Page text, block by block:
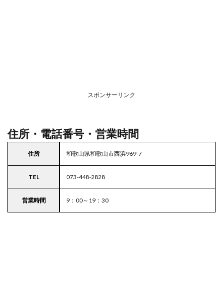
スポンサーリンク
住所・電話番号・営業時間
住所 和歌山県和歌山市西浜969-7
TEL 073-448-2828
営業時間 9：00～19：30